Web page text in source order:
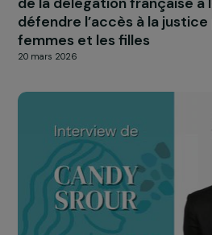
FÉMINISMES
La Fondation RAJA-
de la délégation
défendre l’accès à la